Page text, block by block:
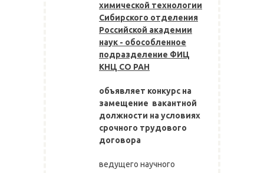
химической технологии
Сибирского отделения
Российской академии
наук - обособленное
подразделение ФИЦ
КНЦ СО РАН
объявляет конкурс на
замещение вакантной
должности на условиях
срочного трудового
договора
ведущего научного